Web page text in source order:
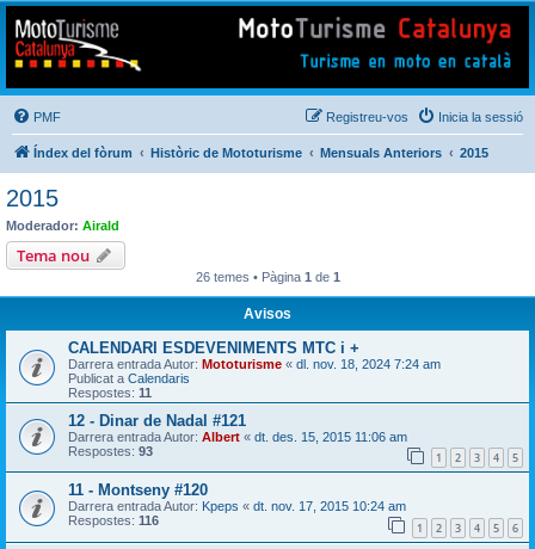
Mototurisme
Turisme en moto en català
PMF Inicia la sessió
Registreu-vos
Índex del fòrum Històric de Mototurisme Mensuals Anteriors 2015
2015
Moderador: Airald
Tema nou
26 temes • Pàgina 1 de 1
Avisos
CALENDARI ESDEVENIMENTS MTC i +
Darrera entrada Autor: Mototurisme « dl. nov. 18, 2024 7:24 am
Publicat a Calendaris
Respostes: 11
12 - Dinar de Nadal #121
Darrera entrada Autor: Albert « dt. des. 15, 2015 11:06 am
Respostes: 93 1 2 3 4 5
11 - Montseny #120
Darrera entrada Autor: Kpeps « dt. nov. 17, 2015 10:24 am
Respostes: 116 1 2 3 4 5 6